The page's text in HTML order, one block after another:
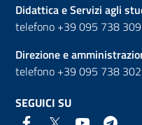
Didattica e Servizi agli
telefono +39 095 738
Direzione e
telefono +39 095 738
SEGUICI SU